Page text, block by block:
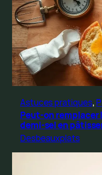
Astuces pratiques,
Peut-on remplacer
demi-sel en
Desbeauxplats